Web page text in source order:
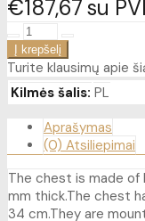
€18767su
Turite klausimų apie
Kilmės šalis: PL
Aprašymas
(0) Atsiliepimai
The chest is made of
mm thick.The chest
34 cm.They are